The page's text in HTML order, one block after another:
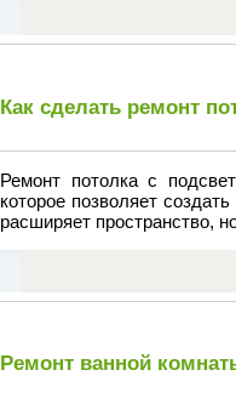
Как сделать ремонт
Ремонт потолка с
которое позволяет
расширяет пространство,
Ремонт ванной